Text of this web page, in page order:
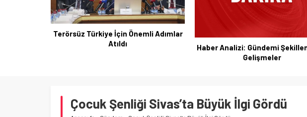
Haber Analizi: Gündemi Şekillendiren
Infantino’ya ilişkin eski UEFA
iddiaları yeniden gündemde
Çocuk Şenliği Sivas’ta Büyük İlgi Gördü